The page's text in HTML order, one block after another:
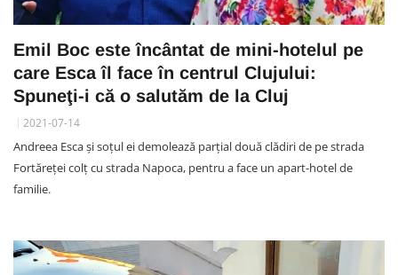
Emil Boc este încântat de mini-hotelul pe
care Esca îl face în centrul Clujului:
Spuneţi-i că o salutăm de la Cluj
2021-07-14
Andreea Esca și soțul ei demolează parțial două clădiri de pe strada
Fortăreței colț cu strada Napoca, pentru a face un apart-hotel de
familie.